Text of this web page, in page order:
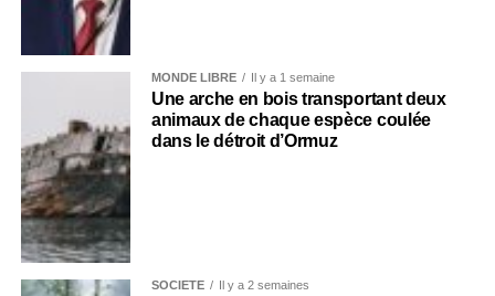
MONDE LIBRE Il y a 1 semaine
Une arche en bois transportant deux
animaux de chaque espèce coulée
dans le détroit d’Ormuz
SOCIÉTÉ Il y a 2 semaines